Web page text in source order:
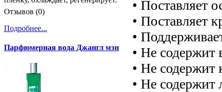
• Поставляет
• Поставляет
•
• Не содержит
• Не содержит
• Не содержит
Отзывов (0)
Подробнее...
Парфюмерная вода Джангл мэн